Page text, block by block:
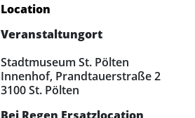
Location
Veranstaltungort
Stadtmuseum St. Pölten
Innenhof, Prandtauerstraße 2
3100 St. Pölten